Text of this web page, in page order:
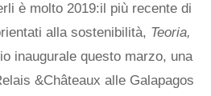
è molto 2019:il più recente di
alla sostenibilità, Teoria,
inaugurale questo marzo, una
&Châteaux alle Galapagos